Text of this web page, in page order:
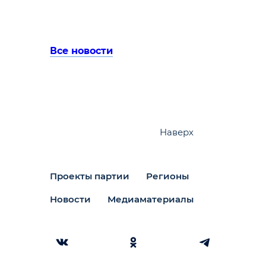
Все новости
Проекты партии Регионы
Новости Медиаматериалы
Наверх